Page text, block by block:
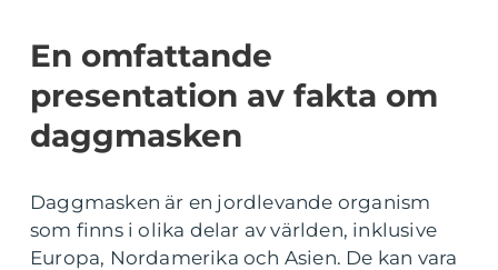
En omfattande
presentation av fakta om
daggmasken
Daggmasken är en jordlevande organism
som finns i olika delar av världen, inklusive
Europa, Nordamerika och Asien. De kan vara